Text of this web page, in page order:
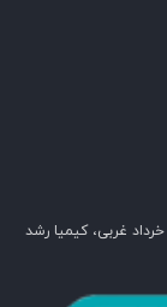
غربی، کیمیا رشد